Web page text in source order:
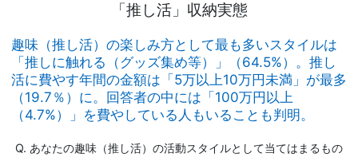
「推し活」収納実態
趣味（推し活）の楽しみ方として最も多いスタイルは
「推しに触れる（グッズ集め等）」（64.5%）。推し
活に費やす年間の金額は「5万以上10万円未満」が最多
（19.7％）に。回答者の中には「100万円以上
（4.7%）」を費やしている人もいることも判明。
Q. あなたの趣味（推し活）の活動スタイルとして当てはまるもの